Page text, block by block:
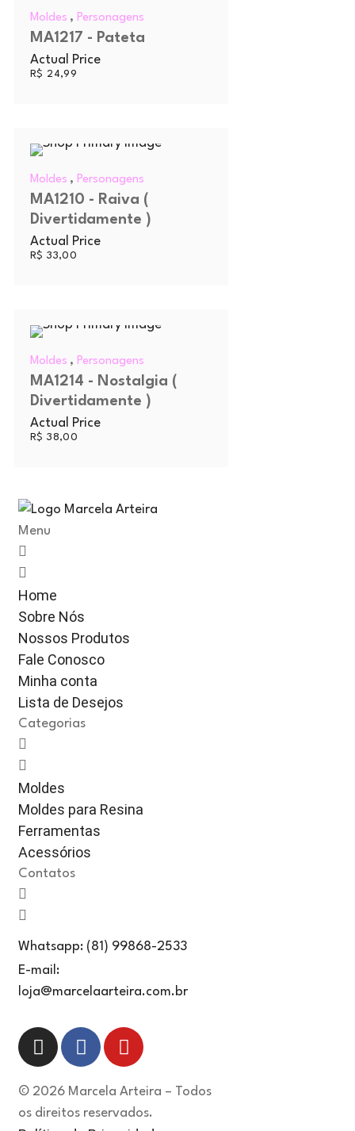
Moldes , Personagens
MA1217 - Pateta
Actual Price
R$ 24,99
Moldes , Personagens
MA1210 - Raiva (
Divertidamente )
Actual Price
R$ 33,00
Moldes , Personagens
MA1214 - Nostalgia (
Divertidamente )
Actual Price
R$ 38,00
Menu
Home
Sobre Nós
Nossos Produtos
Fale Conosco
Minha conta
Lista de Desejos
Categorias
Moldes
Moldes para Resina
Ferramentas
Acessórios
Contatos
Whatsapp: (81) 99868-2533
E-mail:
loja@marcelaarteira.com.br
© 2026 Marcela Arteira – Todos
os direitos reservados.